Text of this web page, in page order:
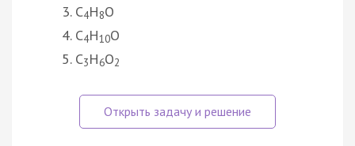
C4H8O
C4H10O
C3H6O2